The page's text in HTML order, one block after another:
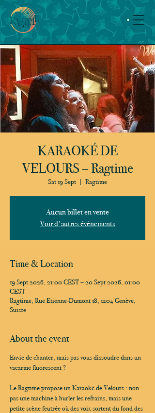
KARAOKÉ DE
VELOURS – Ragtime
Sat 19 Sept
  |
Ragtime
Aucun billet en vente
Voir d'autres événements
Time & Location
19 Sept 2026, 21:00 CEST – 20 Sept 2026, 01:00
CEST
Ragtime, Rue Etienne-Dumont 18, 1204 Genève,
Suisse
About the event
Envie de chanter, mais pas vous dissoudre dans un
vacarme fluorescent ?
Le Ragtime propose un Karaoké de Velours : non
pas une machine à hurler les refrains, mais une
petite scène feutrée où des voix sortent du fond des